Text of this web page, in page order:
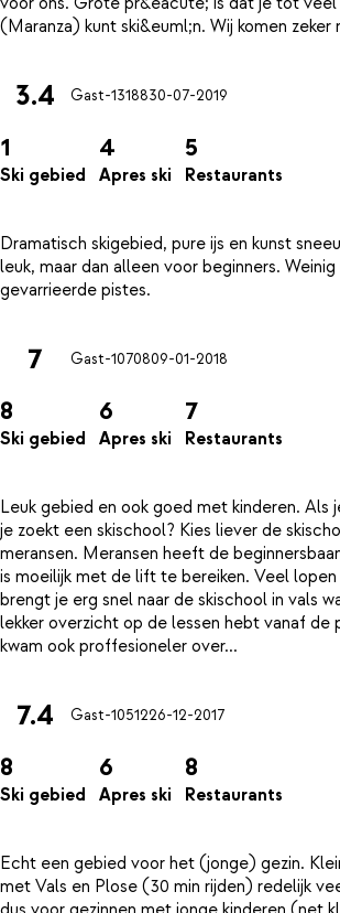
3.4 Gast-1318830-07-2019
1
Ski gebied
4
Apres ski
5
Restaurants
Dramatisch skigebied, pure ijs en kunst
leuk, maar dan alleen voor beginners.
7 Gast-1070809-01-2018
8
Ski gebied
6
Apres ski
7
Restaurants
Leuk gebied en ook goed met kinderen. Als
je zoekt een skischool? Kies liever de
meransen. Meransen heeft de
is moeilijk met de lift te bereiken. Veel
brengt je erg snel naar de skischool in vals
lekker overzicht op de lessen hebt vanaf de
7.4 Gast-1051226-12-2017
8
Ski gebied
6
Apres ski
8
Restaurants
Echt een gebied voor het (jonge) gezin.
met Vals en Plose (30 min rijden) redelijk